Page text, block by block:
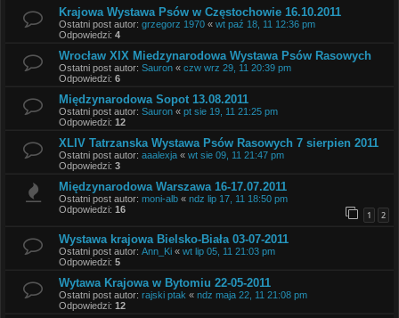
Krajowa Wystawa Psów w Częstochowie 16.10.2011
Ostatni post autor: grzegorz 1970 « wt paź 18, 11 12:36 pm
Odpowiedzi: 4
Wrocław XIX Miedzynarodowa Wystawa Psów Rasowych
Ostatni post autor: Sauron « czw wrz 29, 11 20:39 pm
Odpowiedzi: 6
Międzynarodowa Sopot 13.08.2011
Ostatni post autor: Sauron « pt sie 19, 11 21:25 pm
Odpowiedzi: 12
XLIV Tatrzanska Wystawa Psów Rasowych 7 sierpien 2011
Ostatni post autor: aaalexja « wt sie 09, 11 21:47 pm
Odpowiedzi: 3
Międzynarodowa Warszawa 16-17.07.2011
Ostatni post autor: moni-alb « ndz lip 17, 11 18:50 pm
Odpowiedzi: 16 1 2
Wystawa krajowa Bielsko-Biała 03-07-2011
Ostatni post autor: Ann_Ki « wt lip 05, 11 21:03 pm
Odpowiedzi: 5
Wytawa Krajowa w Bytomiu 22-05-2011
Ostatni post autor: rajski ptak « ndz maja 22, 11 21:08 pm
Odpowiedzi: 12